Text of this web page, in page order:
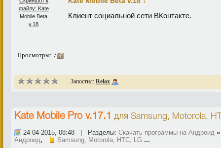
Клиент социальной сети ВКонтакте.
Просмотры: 7
Запостил: Relax
Kate Mobile Pro v.17.1 для Samsung, Motorola,
24-04-2015, 08:48 | Разделы: Скачать программы на Андроид
Андроид, Samsung, Motorola, HTC, LG ...